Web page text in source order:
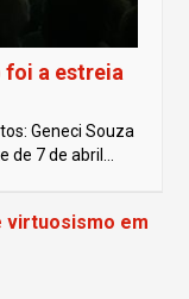
foi a estreia
Geneci Souza
7 de abril...
virtuosismo em